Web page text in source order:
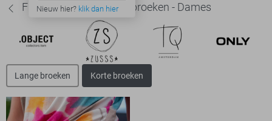
Nieuw hier? klik dan hier
FOS Amsterdam Korte broeken - Dames
Lange broeken Korte broeken